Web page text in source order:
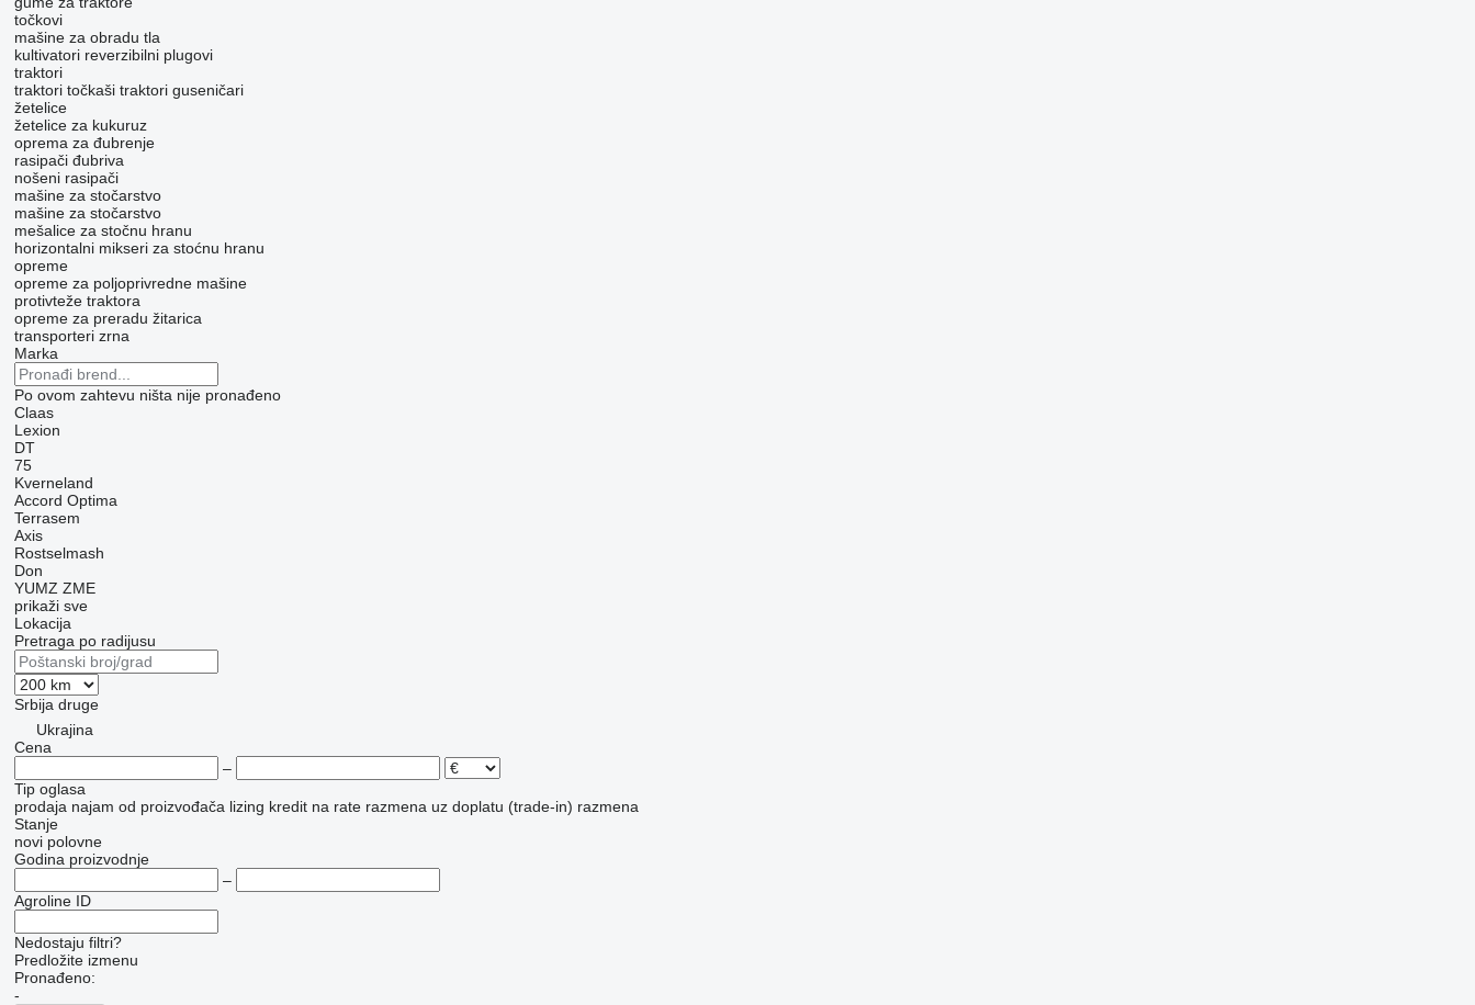
točkovi
mašine za obradu tla
kultivatori reverzibilni plugovi
traktori
traktori točkaši traktori guseničari
žetelice
žetelice za kukuruz
oprema za đubrenje
rasipači đubriva
nošeni rasipači
mašine za stočarstvo
mašine za stočarstvo
mešalice za stočnu hranu
horizontalni mikseri za stoćnu hranu
opreme
opreme za poljoprivredne mašine
protivteže traktora
opreme za preradu žitarica
transporteri zrna
Marka
Po ovom zahtevu ništa nije pronađeno
Claas
Lexion
DT
75
Kverneland
Accord Optima
Terrasem
Axis
Rostselmash
Don
YUMZ ZME
prikaži sve
Lokacija
Pretraga po radijusu
Srbija druge
Ukrajina
Cena
–
Tip oglasa
prodaja najam od proizvođača lizing kredit na rate razmena uz doplatu (trade-in) razmena
Stanje
novi polovne
Godina proizvodnje
–
Agroline ID
Nedostaju filtri?
Predložite izmenu
Pronađeno:
-